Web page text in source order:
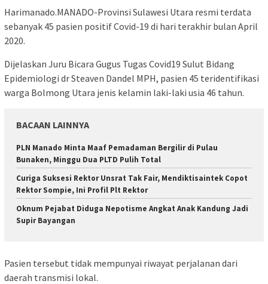
Harimanado.MANADO-Provinsi Sulawesi Utara resmi terdata
sebanyak 45 pasien positif Covid-19 di hari terakhir bulan April
2020.
Dijelaskan Juru Bicara Gugus Tugas Covid19 Sulut Bidang
Epidemiologi dr Steaven Dandel MPH, pasien 45 teridentifikasi
warga Bolmong Utara jenis kelamin laki-laki usia 46 tahun.
BACAAN LAINNYA
PLN Manado Minta Maaf Pemadaman Bergilir di Pulau
Bunaken, Minggu Dua PLTD Pulih Total
Curiga Suksesi Rektor Unsrat Tak Fair, Mendiktisaintek Copot
Rektor Sompie, Ini Profil Plt Rektor
Oknum Pejabat Diduga Nepotisme Angkat Anak Kandung Jadi
Supir Bayangan
Pasien tersebut tidak mempunyai riwayat perjalanan dari
daerah transmisi lokal.